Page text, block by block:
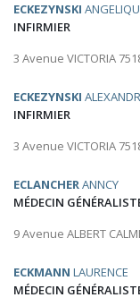
ECKEZYNSKI
INFIRMIER
3 Avenue VICTORIA
ECKEZYNSKI
INFIRMIER
3 Avenue VICTORIA
ECLANCHERANNCY
MÉDECIN
9 Avenue ALBERT
ECKMANN LAURENCE
MÉDECIN